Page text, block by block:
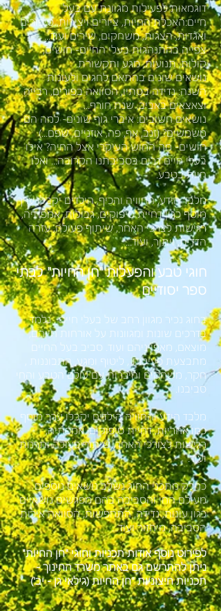
דוגמאות לפעילות מגוונת עם בעל
חיים:האכלת החיות, ציורים ויצירות, סיפורים
ואגדות, הצגות, משחקים, שירים ועוד...
צפייה בהתנהגות בעלי החיים- חושים,
קולות, תנועות, מגע ותקשורת.
נושאים שונים בהתאם לחגים ולעונות
השנה: נדידה בסתיו, הסוואה בפורים, רבייה
וצאצאים באביב, שנת חורף...
נושאים חשובים: איברי גוף שונים- למה הם
משמשים? (זנב, אף, פה, אוזניים, שפם...)
חושים- מה החוש העיקרי אצל החיה? אילו
בעלי חיים גרים בסביבתנו הקרובה... ואלו
חיות בטבע.
מלבד הידע, החוויה והכיף, הילדים יקבלו ערך
מוסף כגון דחיית סיפוקים, גבולות, אמפתיה,
רגישות לצרכי האחר, שיתוף פעולה, עזרה
הדדית, ויתור, ועוד...
חוגי טבע והפעלות "חן החיות" לבתי
ספר יסודיים
בחוג נכיר מגוון רחב של בעלי חיים , נלמד
בדרכים שונות ומגוונות על אורחות חייהם,
מוצאם, מאפייניהם ועוד. סביב בעל החיים
מתבצעת פעילות , ליטוף ומגע, התבוננות ,
חקר, משחקים והיכרות עם עולם הטבע והחי
סביבנו.
מלבד הידע והחוויה הילדים יקבלו ערך מוסף
כמו אחריות, דחיית סיפוקים, אמפתיה,
רגישות לצורכי האחר, שיתוף פעולה ותרנות
ועוד.
כחלק מתכני החוג נשלב נושאים נוספים
מעולם החי והסביבה בהם מפגשים נושאיים
כגון עונות, נדידה, התחפשות, הסוואה איכות
הסביבה, מיחזור ועוד...
לפירוט נוסף אודות תכניות וחוגי "חן החיות"
ניתן להתרשם גם באתר משרד החינוך -
תכניות חיצוניות "חן החיות (גילאי גן - יב')